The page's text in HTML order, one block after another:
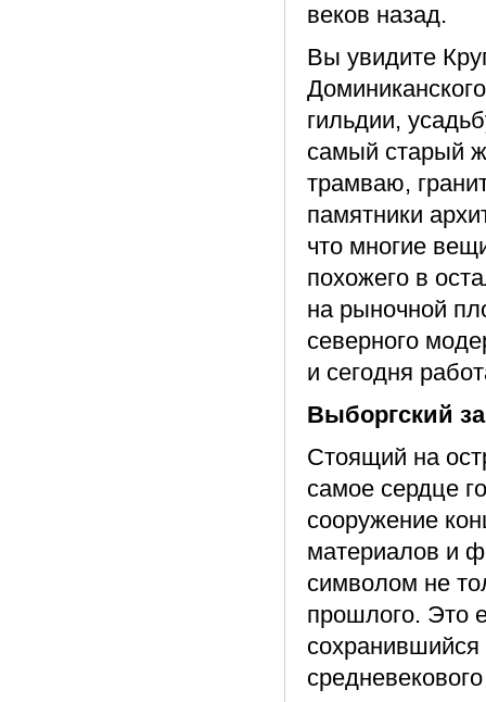
веков назад.
Вы увидите
гильдии,
самый старый
трамваю,
памятники
что многие
похожего в
на рыночной
северного
и сегодня
Выборгский
Стоящий на
самое сердце
сооружение
материалов и
символом не
прошлого. Это
сохранившийся